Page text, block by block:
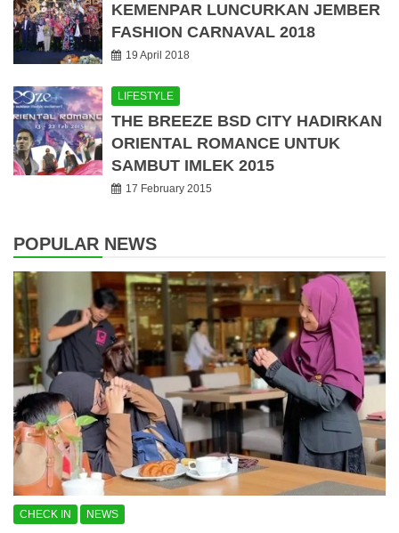
KEMENPAR LUNCURKAN JEMBER
FASHION CARNAVAL 2018
19 April 2018
LIFESTYLE
THE BREEZE BSD CITY HADIRKAN
ORIENTAL ROMANCE UNTUK
SAMBUT IMLEK 2015
17 February 2015
POPULAR NEWS
CHECK IN NEWS